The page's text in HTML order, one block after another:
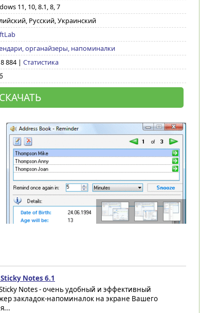
11, 10, 8.1, 8, 7
Русский, Украинский
органайзеры, напоминалки
884 | Статистика
СКАЧАТЬ
Notes 6.1
Notes - очень удобный и эффективный
закладок-напоминалок на экране Вашего